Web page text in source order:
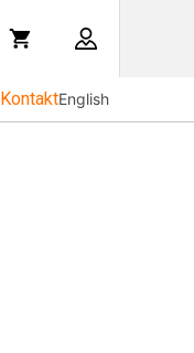
KontaktEnglish